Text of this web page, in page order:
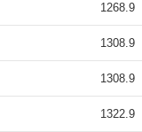
1268.9
1308.9
1308.9
1322.9